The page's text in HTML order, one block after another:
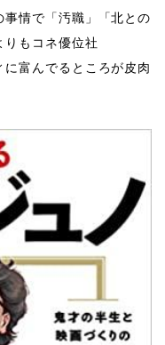
情で「汚職」「北との
りもコネ優位社
富んでるところが皮肉